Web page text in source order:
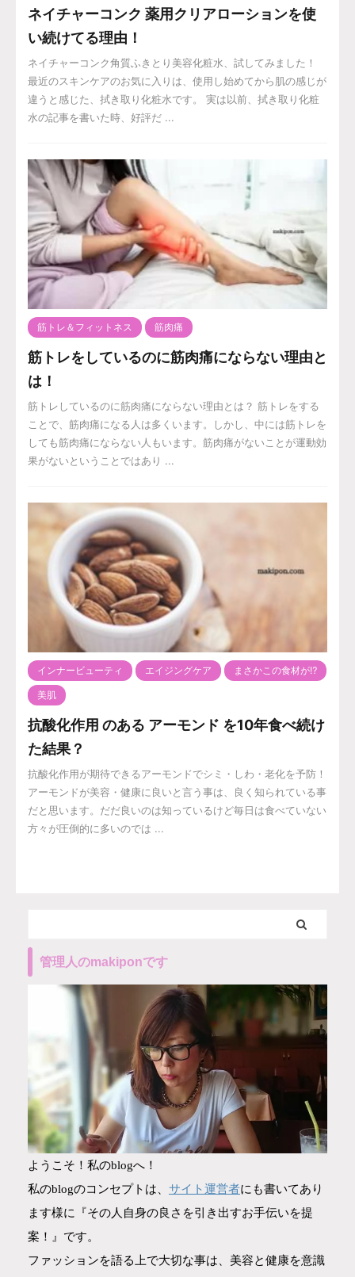
ネイチャーコンク 薬用クリアローションを使
い続けてる理由！
ネイチャーコンク角質ふきとり美容化粧水、試してみました！
最近のスキンケアのお気に入りは、使用し始めてから肌の感じが
違うと感じた、拭き取り化粧水です。 実は以前、拭き取り化粧
水の記事を書いた時、好評だ ...
筋トレ＆フィットネス 筋肉痛
筋トレをしているのに筋肉痛にならない理由と
は！
筋トレしているのに筋肉痛にならない理由とは？ 筋トレをする
ことで、筋肉痛になる人は多くいます。しかし、中には筋トレを
しても筋肉痛にならない人もいます。筋肉痛がないことが運動効
果がないということではあり ...
インナービューティ エイジングケア まさかこの食材が⁉️
美肌
抗酸化作用 のある アーモンド を10年食べ続け
た結果？
抗酸化作用が期待できるアーモンドでシミ・しわ・老化を予防！
アーモンドが美容・健康に良いと言う事は、良く知られている事
だと思います。だだ良いのは知っているけど毎日は食べていない
方々が圧倒的に多いのでは ...
管理人のmakiponです
ようこそ！私のblogへ！
私のblogのコンセプトは、 サイト運営者にも書いてあり
ます様に『その人自身の良さを引き出すお手伝いを提
案！』です。
ファッションを語る上で大切な事は、美容と健康を意識